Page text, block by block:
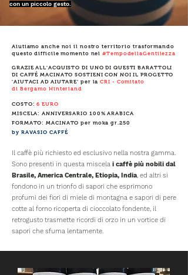
con un piccolo gesto.
Aiutiamo anche noi il nostro territorio trasformando
questo difficile momento nel #TempodellaGentilezza
GRAZIE ALL'ACQUISTO DI UNO DI QUESTI BARATTOLI
DI CAFFÉ MACINATO SOSTIENI CON NOI IL PROGETTO
'AIUTACI AD AIUTARE' per laCRI - Comitato
di Bergamo Hinterland
COSTO: 6 EURO
MISCELA: ANNIVERSARIO 100% ARABICA
FORMATO: MACINATO per moka gr.250
by RAVASIO CAFFÉ
Il caffè più richiesto ed esclusivo nella nostra gamma.
Sono presenti in questa miscela i caffè più nobili dal
Brasile, America Centrale, Etiopia, India, ed altri si
fondono in un trionfo di sapori che esprimono
profumi dei fiori di miele di montagna e sapori di pere
cotte al forno ricoperta di cioccolato fondente, il
retrogusto trasmette ricordi di orzo in un vortice di
sapori che sfuma lentamente.